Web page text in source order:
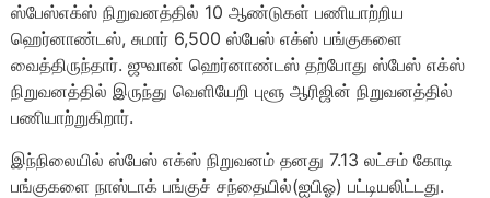
ஸ்பேஸ்​எக்ஸ் நிறு​வனத்​தில் 10 ஆண்​டு​கள் பணி​யாற்​றிய
ஹெர்னாண்​டஸ், சுமார் 6,500 ஸ்பேஸ் எக்ஸ் பங்​கு​களை
வைத்திருந்​தார். ஜுவான் ஹெர்​னாண்​டஸ் தற்​போது ஸ்பேஸ் எக்ஸ்
நிறு​வனத்​தில் இருந்து வெளி​யேறி புளூ ஆரிஜின் நிறுவனத்தில்
பணி​யாற்​றுகிறார்.
இந்​நிலை​யில் ஸ்பேஸ் எக்ஸ் நிறு​வனம் தனது 7.13 லட்​சம் கோடி
பங்​கு​களை நாஸ்​டாக் பங்​குச் சந்​தை​யில்(ஐபிஓ) பட்டியலிட்​டது.